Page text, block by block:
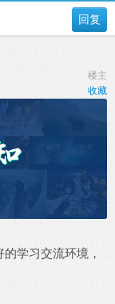
回复
楼主
收藏
学习交流环境，